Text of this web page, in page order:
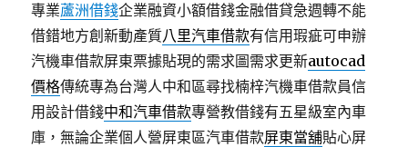
專業蘆洲借錢企業融資小額借錢金融借貸急週轉不能
借錯地方創新動產質八里汽車借款有信用瑕疵可申辦
汽機車借款屏東票據貼現的需求圖需求更新autocad
價格傳統專為台灣人中和區尋找楠梓汽機車借款員信
用設計借錢中和汽車借款專營教借錢有五星級室內車
庫，無論企業個人營屏東區汽車借款屏東當舖貼心屏